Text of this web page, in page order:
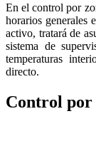
En el control por
horarios generales
activo, tratará de
sistema de
temperaturas
directo.
Control por